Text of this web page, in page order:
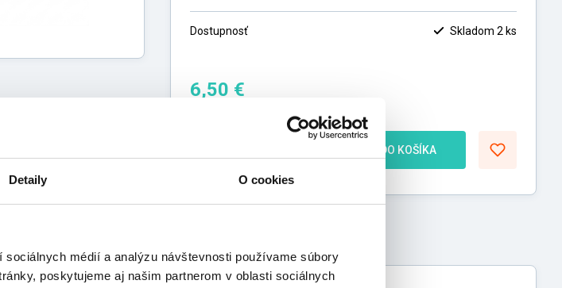
Detaily O cookies
médií a analýzu návštevnosti používame súbory
poskytujeme aj našim partnerom v oblasti sociálnych
Dostupnosť Skladom 2 ks
6,50 €
DO KOŠÍKA